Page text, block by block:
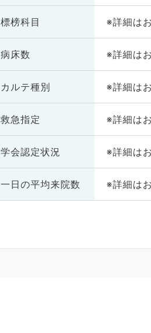
標榜科目 ※詳細は
病床数 ※詳細は
カルテ種別 ※詳細は
救急指定 ※詳細は
学会認定状況 ※詳細は
一日の平均来院数 ※詳細は